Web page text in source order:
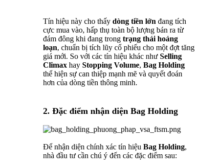
Tín hiệu này cho thấy dòng tiền lớn đang tích
cực mua vào, hấp thụ toàn bộ lượng bán ra từ
đám đông khi đang trong trạng thái hoảng
loạn, chuẩn bị tích lũy cổ phiếu cho một đợt tăng
giá mới. So với các tín hiệu khác như Selling
Climax hay Stopping Volume, Bag Holding
thể hiện sự can thiệp mạnh mẽ và quyết đoán
hơn của dòng tiền thông minh.
2. Đặc điểm nhận diện Bag Holding
Để nhận diện chính xác tín hiệu Bag Holding,
nhà đầu tư cần chú ý đến các đặc điểm sau: